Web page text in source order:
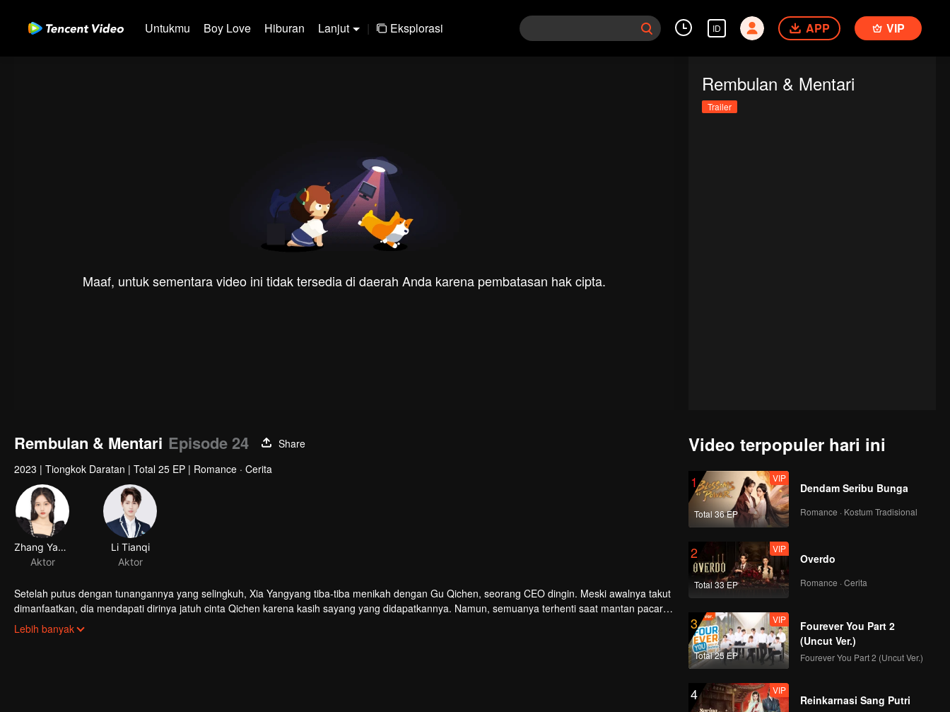
Untukmu Boy Love Hiburan Lanjut | Eksplorasi ID APP VIP
Maaf, untuk sementara video ini tidak tersedia di daerah Anda karena pembatasan hak cipta.
Rembulan & Mentari
Trailer
Rembulan & Mentari Episode 24
Share
2023 | Tiongkok Daratan | Total 25 EP | Romance · Cerita
Zhang Yaqian
Aktor
Li Tianqi
Aktor
Setelah putus dengan tunangannya yang selingkuh, Xia Yangyang tiba-tiba menikah dengan Gu Qichen, seorang CEO dingin. Meski awalnya takut
dimanfaatkan, dia mendapati dirinya jatuh cinta Qichen karena kasih sayang yang didapatkannya. Namun, semuanya terhenti saat mantan pacar
Gu Qichen kembali dari luar negeri. Akankah Xia Yangyang dan Gu Qichen dapat mengatasi hambatan dalam hubungan mereka?
Lebih banyak
Video terpopuler hari ini
1
Total 36 EP
VIP
Dendam Seribu Bunga
Romance · Kostum Tradisional
2
Total 33 EP
VIP
Overdo
Romance · Cerita
3
Total 25 EP
VIP
Fourever You Part 2
(Uncut Ver.)
Fourever You Part 2 (Uncut Ver.)
4 VIP
Reinkarnasi Sang Putri